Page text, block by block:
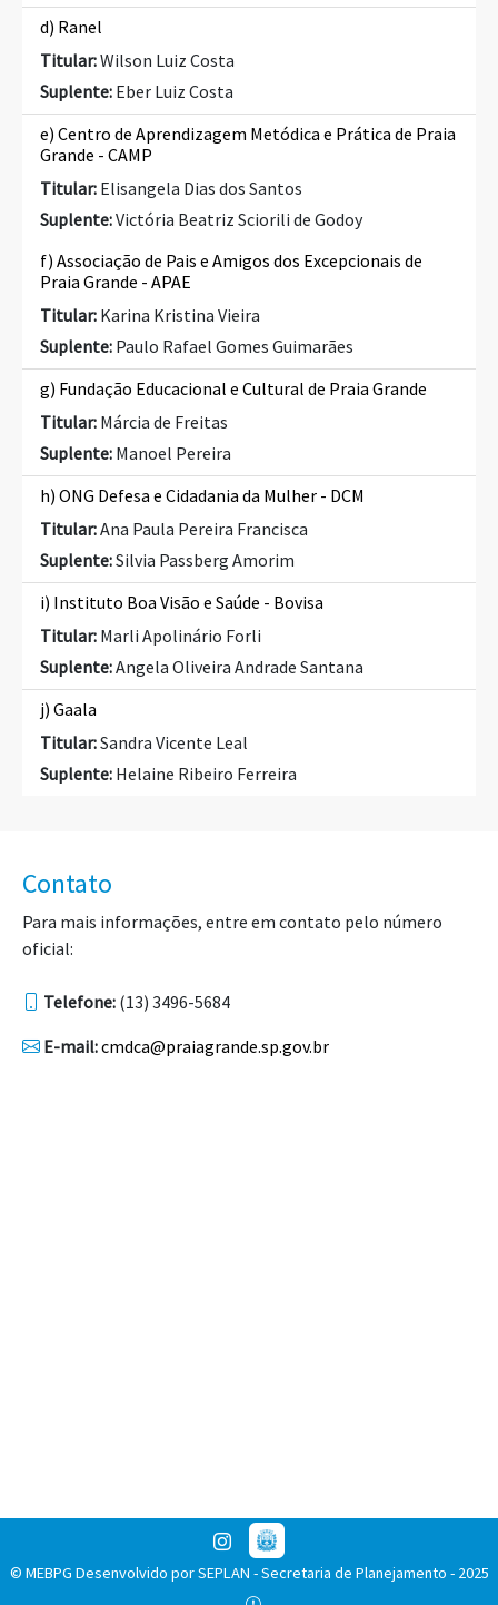
d) Ranel
Titular:Wilson Luiz Costa
Suplente: Eber Luiz Costa
e) Centro de Aprendizagem Metódica e Prática de Praia
Grande - CAMP
Titular: Elisangela Dias dos Santos
Suplente:Victória Beatriz Sciorili de Godoy
f) Associação de Pais e Amigos dos Excepcionais de
Praia Grande - APAE
Titular: Karina Kristina Vieira
Suplente: Paulo Rafael Gomes Guimarães
g) Fundação Educacional e Cultural de Praia Grande
Titular: Márcia de Freitas
Suplente: Manoel Pereira
h) ONG Defesa e Cidadania da Mulher - DCM
Titular:Ana Paula Pereira Francisca
Suplente:Silvia Passberg Amorim
i) Instituto Boa Visão e Saúde - Bovisa
Titular: Marli Apolinário Forli
Suplente:Angela Oliveira Andrade Santana
j) Gaala
Titular:Sandra Vicente Leal
Suplente: Helaine Ribeiro Ferreira
Contato
Para mais informações, entre em contato pelo número
oficial:
Telefone: (13) 3496-5684
E-mail:cmdca@praiagrande.sp.gov.br
Instagram
© MEBPG Desenvolvido por SEPLAN - Secretaria de Planejamento - 2025